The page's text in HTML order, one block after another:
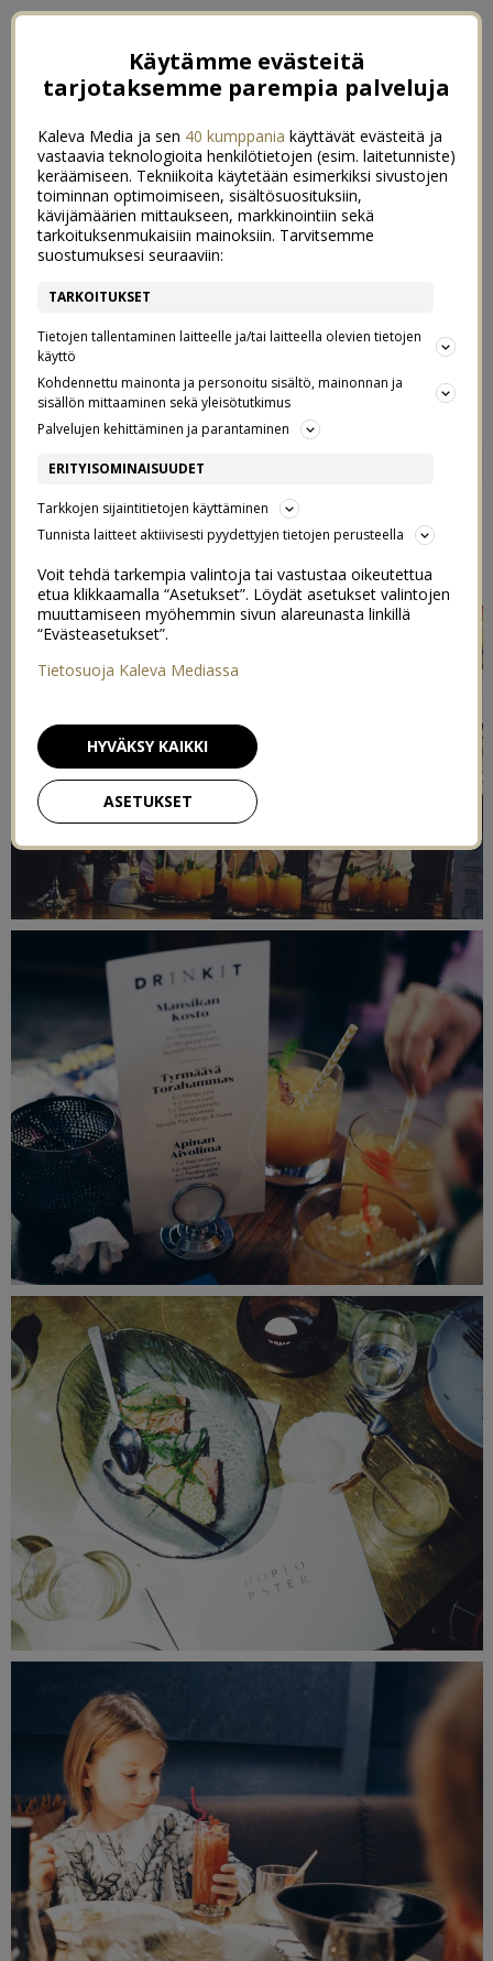
VOIKO LASTEN KANSSA
KÄYDÄ HIENOSSA
RAVINTOLASSA?
25/01/2017
Käytämme evästeitä
tarjotaksemme parempia palveluja
Kaleva Media ja sen 40 kumppania käyttävät evästeitä ja
vastaavia teknologioita henkilötietojen (esim. laitetunniste)
keräämiseen. Tekniikoita käytetään esimerkiksi sivustojen
toiminnan optimoimiseen, sisältösuosituksiin,
kävijämäärien mittaukseen, markkinointiin sekä
tarkoituksenmukaisiin mainoksiin. Tarvitsemme
suostumuksesi seuraaviin:
TARKOITUKSET
Tietojen tallentaminen laitteelle ja/tai laitteella olevien tietojen
käyttö
Kohdennettu mainonta ja personoitu sisältö, mainonnan ja
sisällön mittaaminen sekä yleisötutkimus
Palvelujen kehittäminen ja parantaminen
ERITYISOMINAISUUDET
Tarkkojen sijaintitietojen käyttäminen
Tunnista laitteet aktiivisesti pyydettyjen tietojen perusteella
Voit tehdä tarkempia valintoja tai vastustaa oikeutettua
etua klikkaamalla “Asetukset”. Löydät asetukset valintojen
muuttamiseen myöhemmin sivun alareunasta linkillä
“Evästeasetukset”.
Tietosuoja Kaleva Mediassa
ASETUKSET
HYVÄKSY KAIKKI